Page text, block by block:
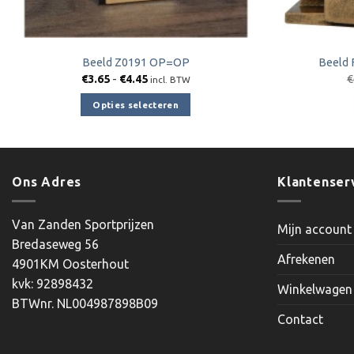
Beeld Z0191 OP=OP
€3.65 - €4.45Prijsklasse:
tot
€4.45
incl. BTW
Opties selecteren
optie
op
Beeld
€
Ons Adres
Van Zanden Sportprijzen
Bredaseweg 56
4901KM Oosterhout
kvk: 92898432
BTWnr. NL004987898B09
Mijn account
Afrekenen
Winkelwagen
Contact